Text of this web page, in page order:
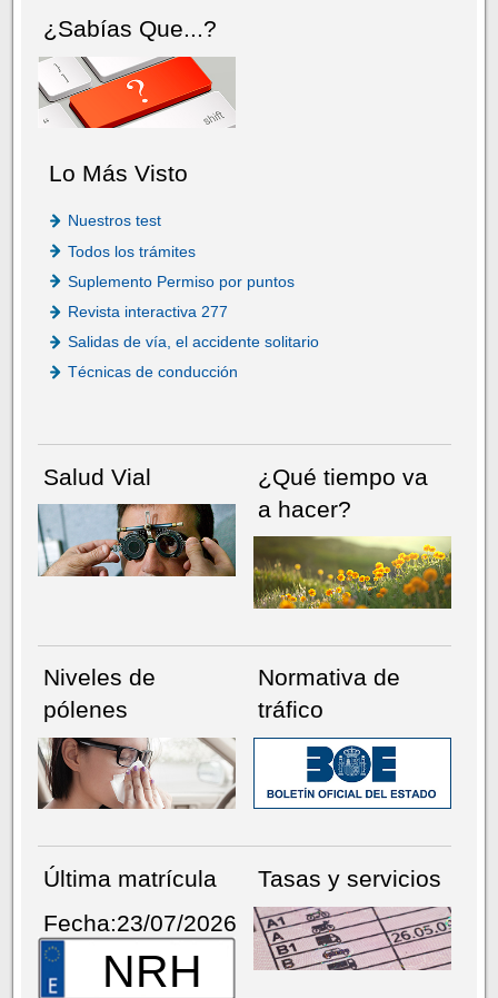
¿Sabías Que...?
Lo Más Visto
Nuestros test
Todos los trámites
Suplemento Permiso por puntos
Revista interactiva 277
Salidas de vía, el accidente solitario
Técnicas de conducción
Salud Vial
¿Qué tiempo va
a hacer?
Niveles de
pólenes
Normativa de
tráfico
Última matrícula
Fecha:23/07/2026
NRH
Tasas y servicios